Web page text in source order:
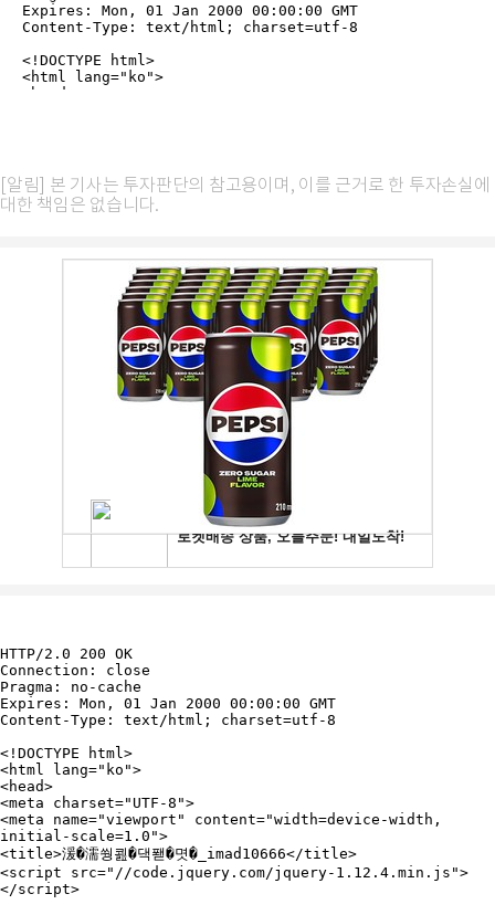
[알림] 본 기사는 투자판단의 참고용이며, 이를 근거로 한 투자손실에
대한 책임은 없습니다.